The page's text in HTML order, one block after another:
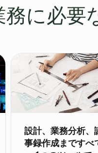
務に必要
設計、業務分析、
事録作成まですべ